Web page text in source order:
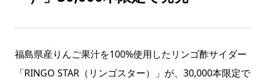
福島県産りんご果汁を100%使用したリンゴ酢サイダー
「RINGO STAR（リンゴスター）」が、30,000本限定で